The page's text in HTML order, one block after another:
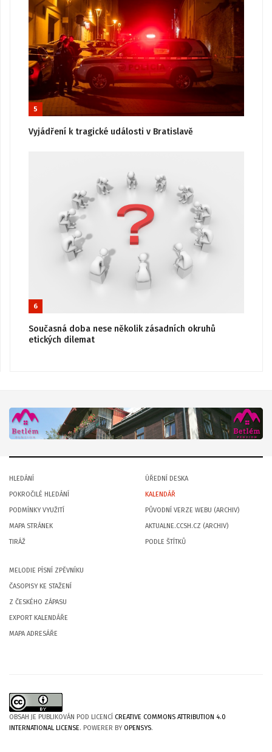
5
Vyjádření k tragické události v Bratislavě
6
Současná doba nese několik zásadních okruhů
etických dilemat
HLEDÁNÍ
POKROČILÉ HLEDÁNÍ
PODMÍNKY VYUŽITÍ
MAPA STRÁNEK
TIRÁŽ
ÚŘEDNÍ DESKA
KALENDÁŘ
PŮVODNÍ VERZE WEBU (ARCHIV)
AKTUALNE.CCSH.CZ (ARCHIV)
PODLE ŠTÍTKŮ
MELODIE PÍSNÍ ZPĚVNÍKU
ČASOPISY KE STAŽENÍ
Z ČESKÉHO ZÁPASU
EXPORT KALENDÁŘE
MAPA ADRESÁŘE
OBSAH JE PUBLIKOVÁN POD LICENCÍ CREATIVE COMMONS ATTRIBUTION 4.0
INTERNATIONAL LICENSE. POWERER BYOPENSYS.